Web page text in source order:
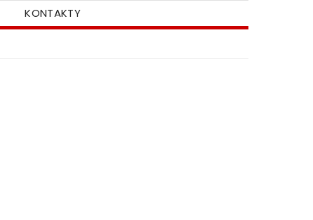
KONTAKTY